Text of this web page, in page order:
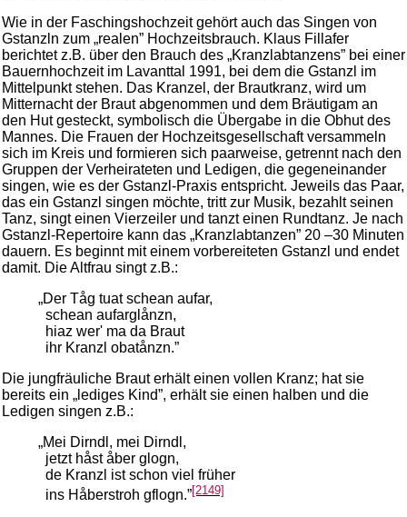
Wie in der Faschingshochzeit gehört auch das Singen von
Gstanzln zum „realen” Hochzeitsbrauch. Klaus Fillafer
berichtet z.B. über den Brauch des „Kranzlabtanzens” bei einer
Bauernhochzeit im Lavanttal 1991, bei dem die Gstanzl im
Mittelpunkt stehen. Das Kranzel, der Brautkranz, wird um
Mitternacht der Braut abgenommen und dem Bräutigam an
den Hut gesteckt, symbolisch die Übergabe in die Obhut des
Mannes. Die Frauen der Hochzeitsgesellschaft versammeln
sich im Kreis und formieren sich paarweise, getrennt nach den
Gruppen der Verheirateten und Ledigen, die gegeneinander
singen, wie es der Gstanzl-Praxis entspricht. Jeweils das Paar,
das ein Gstanzl singen möchte, tritt zur Musik, bezahlt seinen
Tanz, singt einen Vierzeiler und tanzt einen Rundtanz. Je nach
Gstanzl-Repertoire kann das „Kranzlabtanzen” 20 –30 Minuten
dauern. Es beginnt mit einem vorbereiteten Gstanzl und endet
damit. Die Altfrau singt z.B.:
„Der Tåg tuat schean aufar,
schean aufarglånzn,
hiaz wer' ma da Braut
ihr Kranzl obatånzn.”
Die jungfräuliche Braut erhält einen vollen Kranz; hat sie
bereits ein „lediges Kind”, erhält sie einen halben und die
Ledigen singen z.B.:
„Mei Dirndl, mei Dirndl,
jetzt håst åber glogn,
de Kranzl ist schon viel früher
ins Håberstroh gflogn.”[2149]